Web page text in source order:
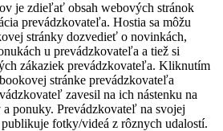
je zdieľať obsah webových stránok
prevádzkovateľa. Hostia sa môžu
stránky dozvedieť o novinkách,
u prevádzkovateľa a tiež si
zákaziek prevádzkovateľa. Kliknutím
stránke prevádzkovateľa
zavesil na ich nástenku na
ponuky. Prevádzkovateľ na svojej
fotky/videá z rôznych udalostí.